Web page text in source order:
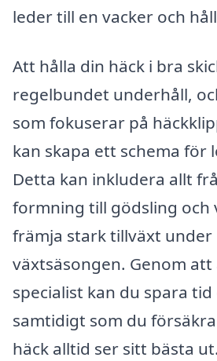
leder till en vacker och
Att hålla din häck i bra
regelbundet underhåll,
som fokuserar på
kan skapa ett schema för
Detta kan inkludera allt
formning till gödsling
främja stark tillväxt under
växtsäsongen. Genom att
specialist kan du spara tid
samtidigt som du
häck alltid ser sitt bästa ut.